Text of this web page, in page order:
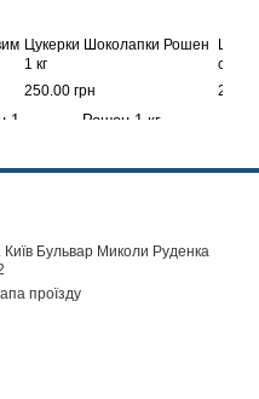
Цукерки Шоколапки Рошен
1 кг
250.00 грн
Київ Бульвар Миколи Руденка
проїзду